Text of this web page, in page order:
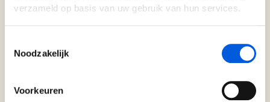
verzameld op basis van uw gebruik van hun services.
Noodzakelijk
Voorkeuren
Leiden van Veranderingen (BaakBoost)
Leiderschap en Reflectie in de Publieke Sector
Leiderschap en Reflectie in de Publieke Sector (BaakBoost)
Op basis van dit gesprek koppelen we je aan een coach
die het beste bij jou past. Ook delen we een voorstel hoe
jouw traject eruit komt te zien.